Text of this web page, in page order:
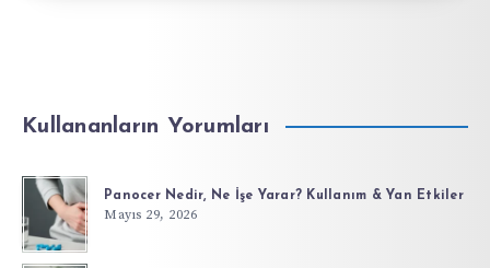
Kullananların Yorumları
Panocer Nedir, Ne İşe Yarar? Kullanım & Yan Etkiler
Mayıs 29, 2026